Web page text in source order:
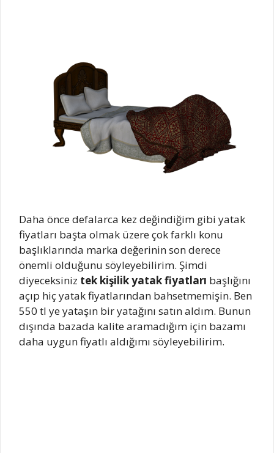
Daha önce defalarca kez değindiğim gibi yatak
fiyatları başta olmak üzere çok farklı konu
başlıklarında marka değerinin son derece
önemli olduğunu söyleyebilirim. Şimdi
diyeceksiniz tek kişilik yatak fiyatları başlığını
açıp hiç yatak fiyatlarından bahsetmemişin. Ben
550 tl ye yataşın bir yatağını satın aldım. Bunun
dışında bazada kalite aramadığım için bazamı
daha uygun fiyatlı aldığımı söyleyebilirim.